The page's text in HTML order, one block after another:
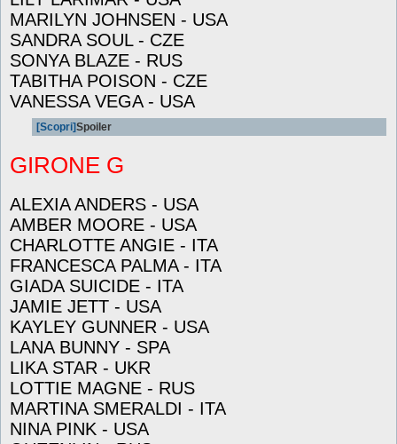
MARILYN JOHNSEN - USA
SANDRA SOUL - CZE
SONYA BLAZE - RUS
TABITHA POISON - CZE
VANESSA VEGA - USA
[Scopri]Spoiler
GIRONE G
ALEXIA ANDERS - USA
AMBER MOORE - USA
CHARLOTTE ANGIE - ITA
FRANCESCA PALMA - ITA
GIADA SUICIDE - ITA
JAMIE JETT - USA
KAYLEY GUNNER - USA
LANA BUNNY - SPA
LIKA STAR - UKR
LOTTIE MAGNE - RUS
MARTINA SMERALDI - ITA
NINA PINK - USA